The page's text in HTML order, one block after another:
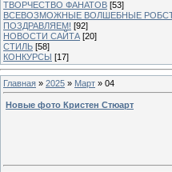
ТВОРЧЕСТВО ФАНАТОВ [53]
ВСЕВОЗМОЖНЫЕ ВОЛШЕБНЫЕ
ПОЗДРАВЛЯЕМ! [92]
НОВОСТИ САЙТА [20]
СТИЛЬ [58]
КОНКУРСЫ [17]
Главная » 2025 » Март » 04
Новые фото Кристен Стюарт